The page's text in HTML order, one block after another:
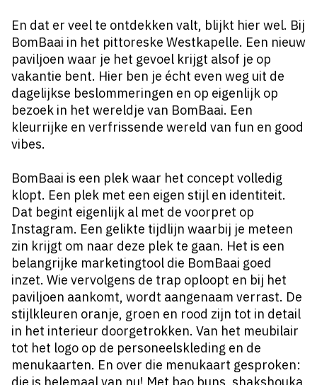
En dat er veel te ontdekken valt, blijkt hier wel. Bij
BomBaai in het pittoreske Westkapelle. Een nieuw
paviljoen waar je het gevoel krijgt alsof je op
vakantie bent. Hier ben je écht even weg uit de
dagelijkse beslommeringen en op eigenlijk op
bezoek in het wereldje van BomBaai. Een
kleurrijke en verfrissende wereld van fun en good
vibes.
BomBaai is een plek waar het concept volledig
klopt. Een plek met een eigen stijl en identiteit.
Dat begint eigenlijk al met de voorpret op
Instagram. Een gelikte tijdlijn waarbij je meteen
zin krijgt om naar deze plek te gaan. Het is een
belangrijke marketingtool die BomBaai goed
inzet. Wie vervolgens de trap oploopt en bij het
paviljoen aankomt, wordt aangenaam verrast. De
stijlkleuren oranje, groen en rood zijn tot in detail
in het interieur doorgetrokken. Van het meubilair
tot het logo op de personeelskleding en de
menukaarten. En over die menukaart gesproken: